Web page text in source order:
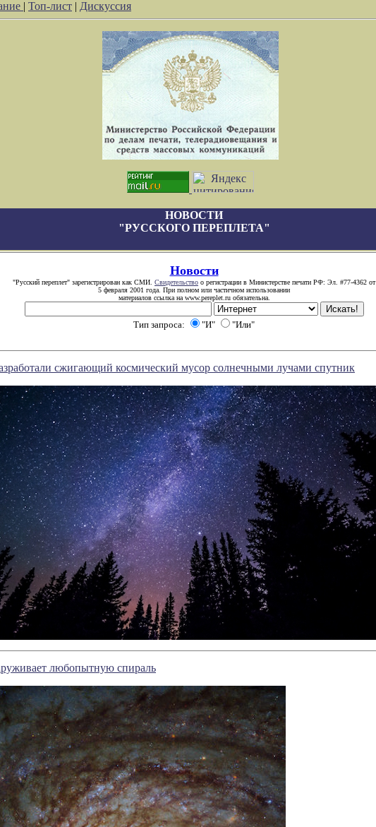
| Топ-лист | Дискуссия
НОВОСТИ
"РУССКОГО ПЕРЕПЛЕТА"
Новости
"Русский переплет" зарегистрирован как СМИ. Свидетельство о регистрации в Министерстве печати РФ: Эл. #77-4362 от
5 февраля 2001 года. При полном или частичном использовании
материалов ссылка на www.pereplet.ru обязательна.
Тип запроса: "И" "Или"
сжигающий космический мусор солнечными лучами спутник
любопытную спираль